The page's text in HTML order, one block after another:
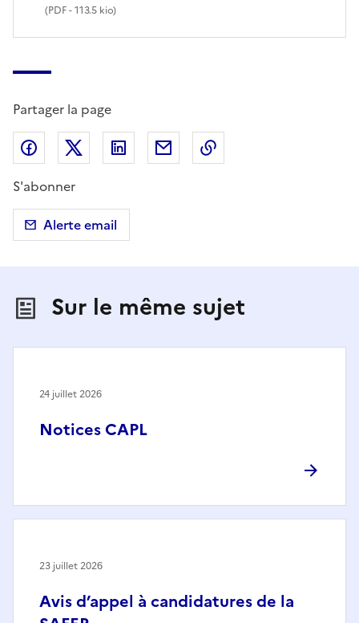
(PDF- 113.5 kio)
Partager la page
Partager sur Facebook
Partager sur X (anciennement Twitter)
Partager sur LinkedIn
Partager par email
S'abonner
Alerte email
Sur le même sujet
Notices CAPL
24 juillet 2026
Avis d’appel à candidatures de la
23 juillet 2026